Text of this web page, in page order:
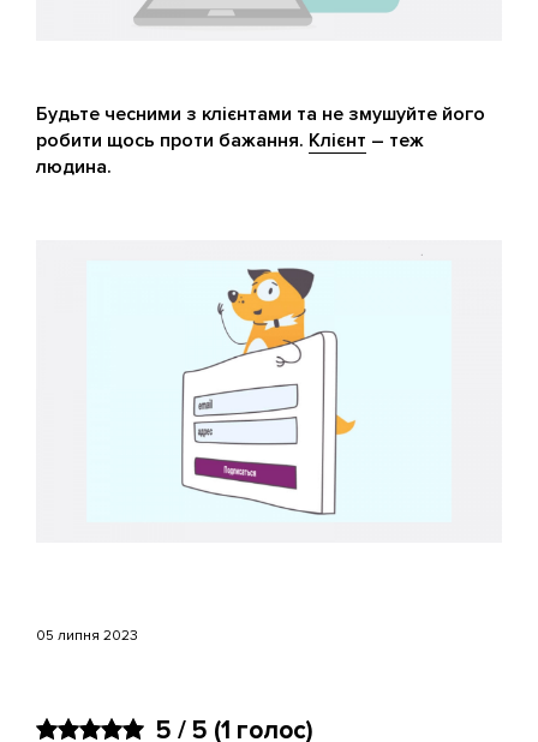
Будьте чесними з клієнтами та не змушуйте його
робити щось проти бажання. Клієнт – теж
людина.
05 липня 2023
5 / 5 (1 голос)